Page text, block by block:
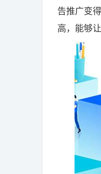
告推广变
高，能够